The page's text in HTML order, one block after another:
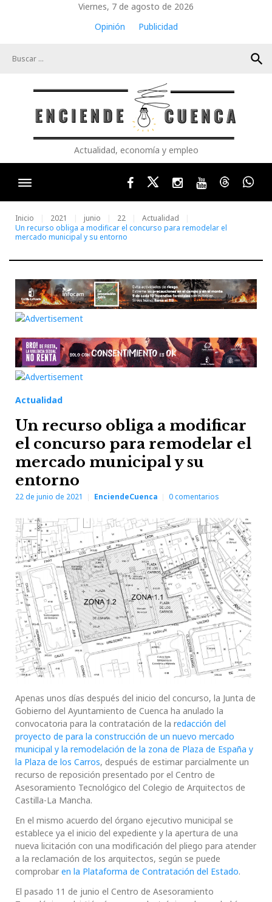
Viernes, 7 de agosto de 2026
Opinión
Publicidad
search
Actualidad, economía y empleo
FacebookTwitterInstagram
YoutubeThreads
Inicio 2021 junio 22
Actualidad
Un recurso obliga a modificar el concurso para remodelar el
mercado municipal y su entorno
Actualidad
Un recurso obliga a modificar
el concurso para remodelar el
mercado municipal y su
entorno
22 de junio de 2021 EnciendeCuenca 0comentarios
Apenas unos días después del inicio del concurso, la Junta de
Gobierno del Ayuntamiento de Cuenca ha anulado la
convocatoria para la contratación de la redacción del
proyecto de para la construcción de un nuevo mercado
municipal y la remodelación de la zona de Plaza de España y
la Plaza de los Carros, después de estimar parcialmente un
recurso de reposición presentado por el Centro de
Asesoramiento Tecnológico del Colegio de Arquitectos de
Castilla-La Mancha.
En el mismo acuerdo del órgano ejecutivo municipal se
establece ya el inicio del expediente y la apertura de una
nueva licitación con una modificación del pliego para atender
a la reclamación de los arquitectos, según se puede
comprobar en la Plataforma de Contratación del Estado.
El pasado 11 de junio el Centro de Asesoramiento